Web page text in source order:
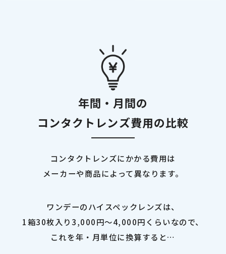
年間・月間の
コンタクトレンズ費用の比較
コンタクトレンズにかかる費用は
メーカーや商品によって異なります。
ワンデーのハイスペックレンズは、
1箱30枚入り3,000円～4,000円くらいなので、
これを年・月単位に換算すると…